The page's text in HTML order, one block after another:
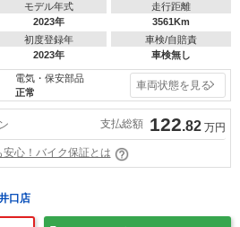
モデル年式
2023年
走行距離
3561Km
初度登録年
2023年
車検/自賠責
車検無し
電気・保安部品
正常
車両状態を見る
支払総額 122.82 万円
安心！バイク保証とは
口店